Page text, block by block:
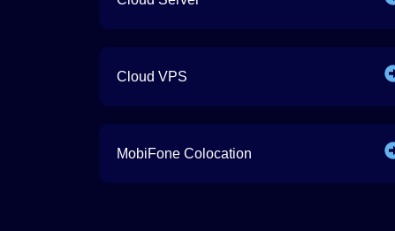
Cloud VPS
MobiFone Colocation